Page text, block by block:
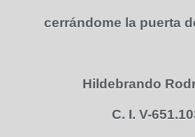
cerrándome la puerta
Hildebrando
C. I. V-